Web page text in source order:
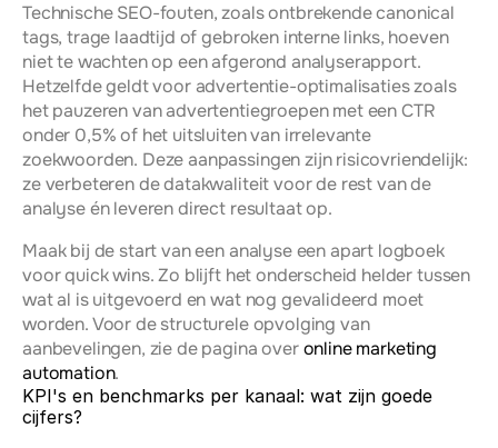
Technische SEO-fouten, zoals ontbrekende canonical
tags, trage laadtijd of gebroken interne links, hoeven
niet te wachten op een afgerond analyserapport.
Hetzelfde geldt voor advertentie-optimalisaties zoals
het pauzeren van advertentiegroepen met een CTR
onder 0,5% of het uitsluiten van irrelevante
zoekwoorden. Deze aanpassingen zijn risicovriendelijk:
ze verbeteren de datakwaliteit voor de rest van de
analyse én leveren direct resultaat op.
Maak bij de start van een analyse een apart logboek
voor quick wins. Zo blijft het onderscheid helder tussen
wat al is uitgevoerd en wat nog gevalideerd moet
worden. Voor de structurele opvolging van
aanbevelingen, zie de pagina over online marketing
automation.
KPI's en benchmarks per kanaal: wat zijn goede
cijfers?